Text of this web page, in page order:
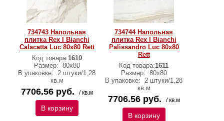
734743 Напольная
плитка Rex I Bianchi
Calacatta Luc 80x80 Rett
Код товара:1610
Размер: 80x80
В упаковке: 2 штуки/1,28
кв.м
7706.56 руб. / кв.м
В корзину
734744 Напольная
плитка Rex I Bianchi
Palissandro Luc 80x80
Rett
Код товара:1611
Размер: 80x80
В упаковке: 2 штуки/1,28
кв.м
7706.56 руб. / кв.м
В корзину